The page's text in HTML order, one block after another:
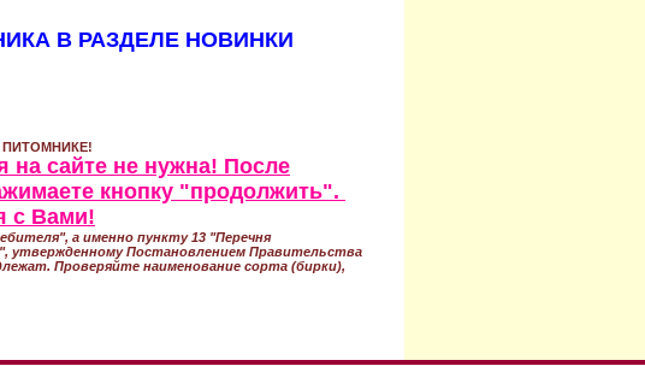
В РАЗДЕЛЕ НОВИНКИ
ПИТОМНИКЕ!
на сайте не нужна! После
кнопку "продолжить".
с Вами!
а именно пункту 13 "Перечня
утвержденному Постановлением Правительства
Проверяйте наименование сорта (бирки),